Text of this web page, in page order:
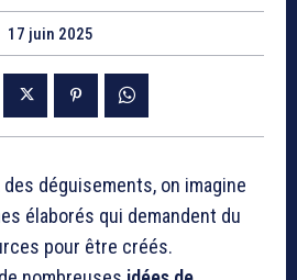
17 juin 2025
des déguisements, on imagine
élaborés qui demandent du
pour être créés.